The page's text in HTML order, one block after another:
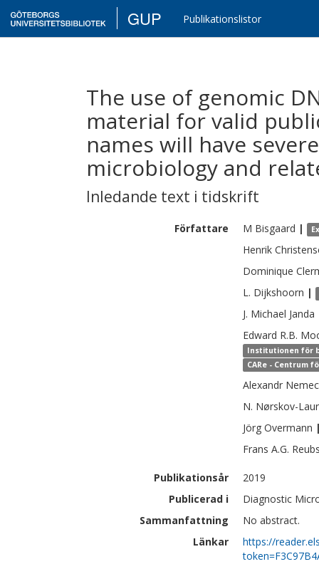
GUP Publikationslistor
The use of genomic
material for valid
names will have
microbiology and
Inledande text i tidskrift
Författare M Bisgaard |
Henrik
Dominique
L. Dijkshoorn |
J. Michael Janda
Edward R.B.
Institutionen för
CARe - Centrum
Alexandr Nemec
N. Nørskov-
Jörg Overmann
Frans A.G.
Publikationsår
2019
Publicerad i
Diagnostic
Sammanfattning
No abstract.
Länkar
https://